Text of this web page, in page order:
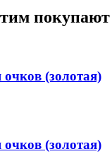
покупают
(золотая)
(золотая)